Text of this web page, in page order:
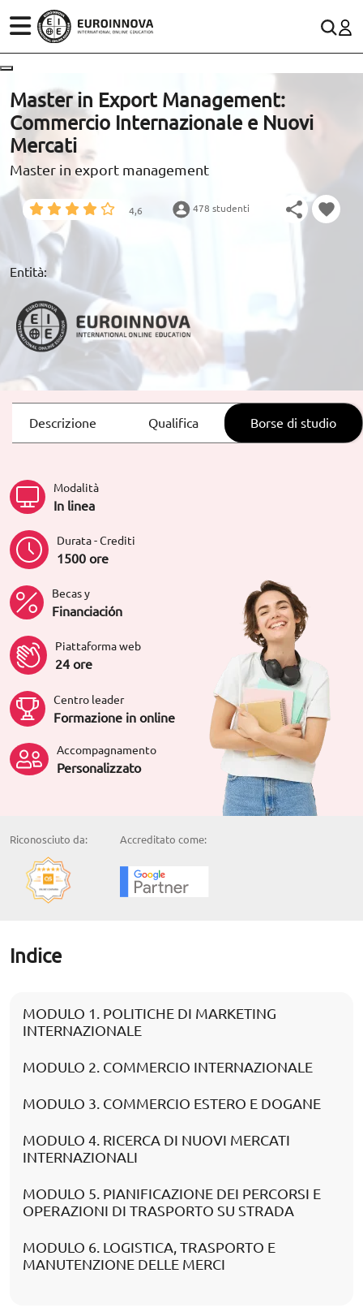
STUDI
SCOPRI EUROINNOVA
RISORSE EDUCATIVE
ARTICOLI
WhatsApp
Master in Export Management:
Commercio Internazionale e Nuovi
Mercati
Master in export management
4,6 478 studenti
Entità:
Descrizione Qualifica Borse di studio
Modalità
In linea
Durata - Crediti
1500 ore
Becas y
Financiación
Piattaforma web
24 ore
Centro leader
Formazione in online
Accompagnamento
Personalizzato
Riconosciuto da: Accreditato come:
Indice
MODULO 1. POLITICHE DI MARKETING
INTERNAZIONALE
MODULO 2. COMMERCIO INTERNAZIONALE
MODULO 3. COMMERCIO ESTERO E DOGANE
MODULO 4. RICERCA DI NUOVI MERCATI
INTERNAZIONALI
MODULO 5. PIANIFICAZIONE DEI PERCORSI E
OPERAZIONI DI TRASPORTO SU STRADA
MODULO 6. LOGISTICA, TRASPORTO E
MANUTENZIONE DELLE MERCI